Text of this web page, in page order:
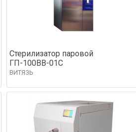
Стерилизатор паровой
ГП-100ВВ-01С
ВИТЯЗЬ